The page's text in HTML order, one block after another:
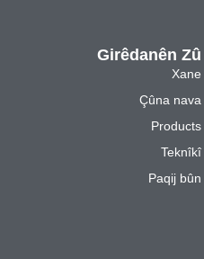
Girêdanên Zû
Xane
Çûna nava
Products
Teknîkî
Paqij bûn